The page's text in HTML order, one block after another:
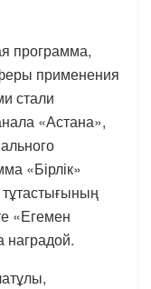
программа,
применения
стали
«Астана»,
«Бірлік»
«Егемен
наградой.